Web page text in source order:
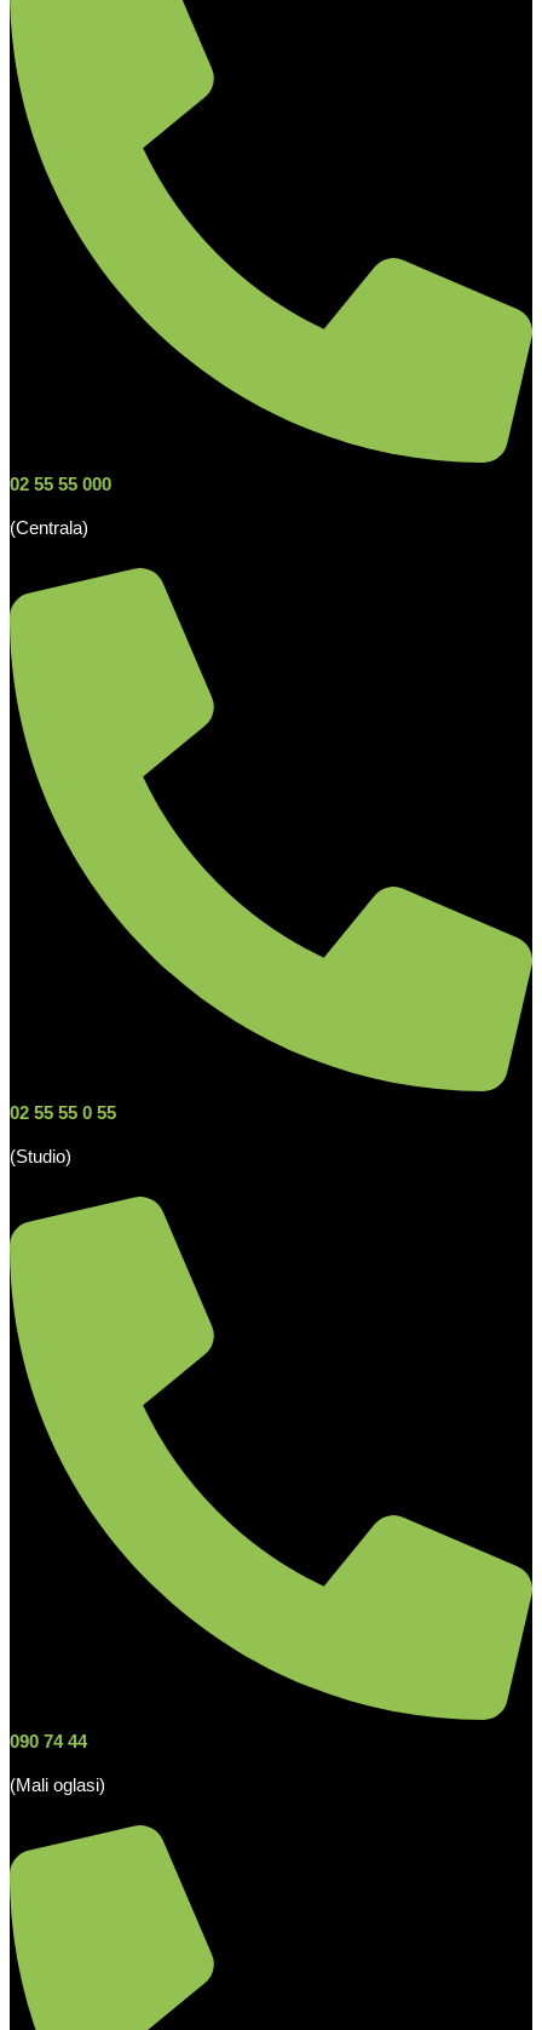
02 55 55 000
(Centrala)
02 55 55 0 55
(Studio)
090 74 44
(Mali oglasi)